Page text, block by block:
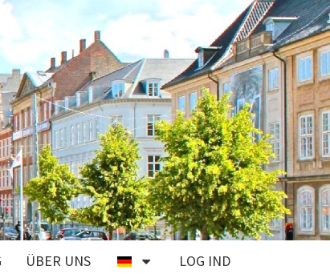
ÜBER UNS LOG IND